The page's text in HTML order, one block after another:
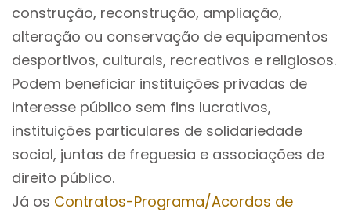
construção, reconstrução, ampliação,
alteração ou conservação de equipamentos
desportivos, culturais, recreativos e religiosos.
Podem beneficiar instituições privadas de
interesse público sem fins lucrativos,
instituições particulares de solidariedade
social, juntas de freguesia e associações de
direito público.
Já os Contratos-Programa/Acordos de